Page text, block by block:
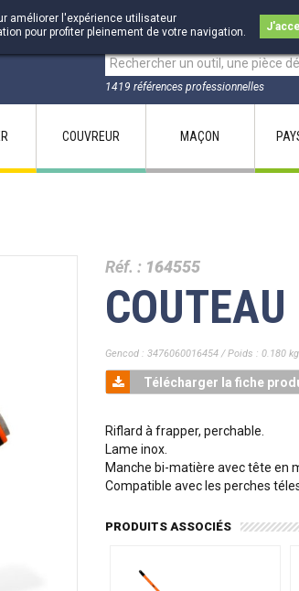
1419 références professionnelles
améliorer l'expérience utilisateur
pour profiter pleinement de votre navigation.
COUVREUR MAÇON
Réf. : 164555
Gencod : 3476060016454 / Poids : 0.180 kg
Télécharger la fiche
Riflard à frapper, perchable.
Lame inox.
Manche bi-matière avec tête en
Compatible avec les perches
PRODUITS ASSOCIÉS